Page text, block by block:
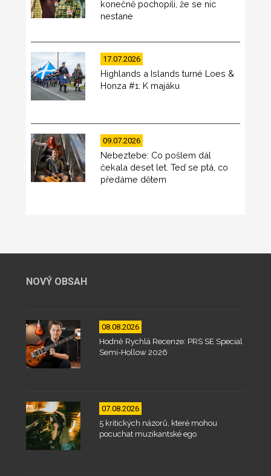
konečně pochopili, že se nic
nestane
17.07.2026
Highlands a Islands turné Loes &
Honza #1: K majáku
09.07.2026
Nebeztebe: Co pošlem dál
čekala deset let. Teď se ptá, co
předáme dětem
NOVÝ OBSAH
08.08.2026
Hodně Rychlá Recenze: PRS SE Special
Semi-Hollow 2026
07.08.2026
5 kritických názorů, které mohou
pocuchat muzikantské ego